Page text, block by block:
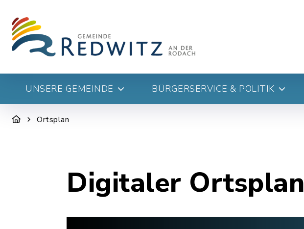
UNSERE GEMEINDE BÜRGERSERVICE & POLITIK
Ortsplan
Digitaler Ortsplan